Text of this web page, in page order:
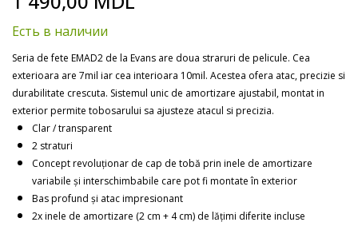
beginning
of
the
images
gallery
Есть в наличии
Seria de fete EMAD2 de la Evans are doua straruri de pelicule. Cea
exterioara are 7mil iar cea interioara 10mil. Acestea ofera atac, precizie si
durabilitate crescuta. Sistemul unic de amortizare ajustabil, montat in
exterior permite tobosarului sa ajusteze atacul si precizia.
Clar / transparent
2 straturi
Concept revoluționar de cap de tobă prin inele de amortizare
variabile și interschimbabile care pot fi montate în exterior
Bas profund și atac impresionant
2x inele de amortizare (2 cm + 4 cm) de lățimi diferite incluse